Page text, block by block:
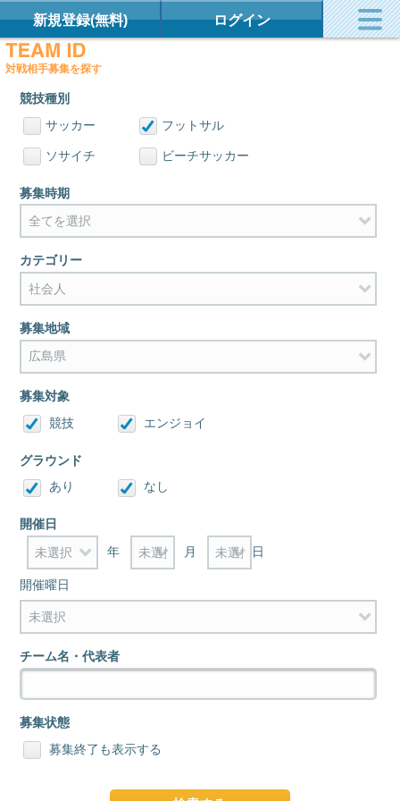
新規登録(無料) ログイン
対戦相手募集を探す
競技種別
サッカー
フットサル
ソサイチ ビーチサッカー
募集時期
カテゴリー
募集地域
募集対象
競技
エンジョイ
グラウンド
あり
なし
開催日
年
月 日
開催曜日
チーム名・代表者
募集状態
募集終了も表示する